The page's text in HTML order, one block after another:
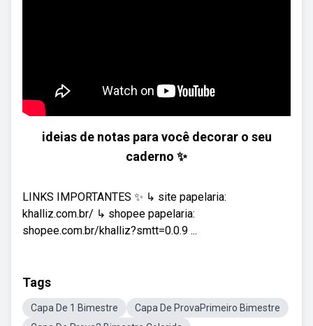
ideias de notas para você decorar o seu
caderno ✨
LINKS IMPORTANTES ✨ ↳ site papelaria:
khalliz.com.br/ ↳ shopee papelaria:
shopee.com.br/khalliz?smtt=0.0.9 ...
Tags
Capa De 1 Bimestre
Capa De ProvaPrimeiro Bimestre